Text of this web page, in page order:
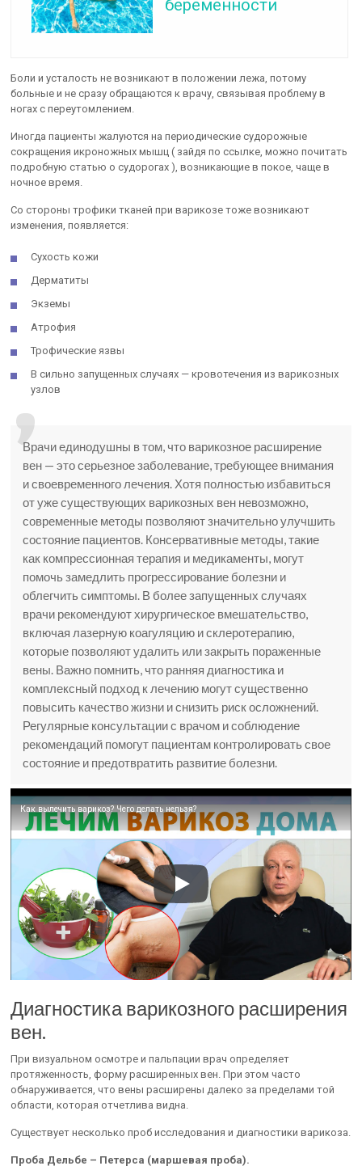
беременности
Боли и усталость не возникают в положении лежа, потому
больные и не сразу обращаются к врачу, связывая проблему в
ногах с переутомлением.
Иногда пациенты жалуются на периодические судорожные
сокращения икроножных мышц ( зайдя по ссылке, можно почитать
подробную статью о судорогах ), возникающие в покое, чаще в
ночное время.
Со стороны трофики тканей при варикозе тоже возникают
изменения, появляется:
Сухость кожи
Дерматиты
Экземы
Атрофия
Трофические язвы
В сильно запущенных случаях — кровотечения из варикозных
узлов
Врачи единодушны в том, что варикозное расширение
вен — это серьезное заболевание, требующее внимания
и своевременного лечения. Хотя полностью избавиться
от уже существующих варикозных вен невозможно,
современные методы позволяют значительно улучшить
состояние пациентов. Консервативные методы, такие
как компрессионная терапия и медикаменты, могут
помочь замедлить прогрессирование болезни и
облегчить симптомы. В более запущенных случаях
врачи рекомендуют хирургическое вмешательство,
включая лазерную коагуляцию и склеротерапию,
которые позволяют удалить или закрыть пораженные
вены. Важно помнить, что ранняя диагностика и
комплексный подход к лечению могут существенно
повысить качество жизни и снизить риск осложнений.
Регулярные консультации с врачом и соблюдение
рекомендаций помогут пациентам контролировать свое
состояние и предотвратить развитие болезни.
Как вылечить варикоз? Чего делать нельзя?
Диагностика варикозного расширения
вен.
При визуальном осмотре и пальпации врач определяет
протяженность, форму расширенных вен. При этом часто
обнаруживается, что вены расширены далеко за пределами той
области, которая отчетлива видна.
Существует несколько проб исследования и диагностики варикоза.
Проба Дельбе – Петерса (маршевая проба).